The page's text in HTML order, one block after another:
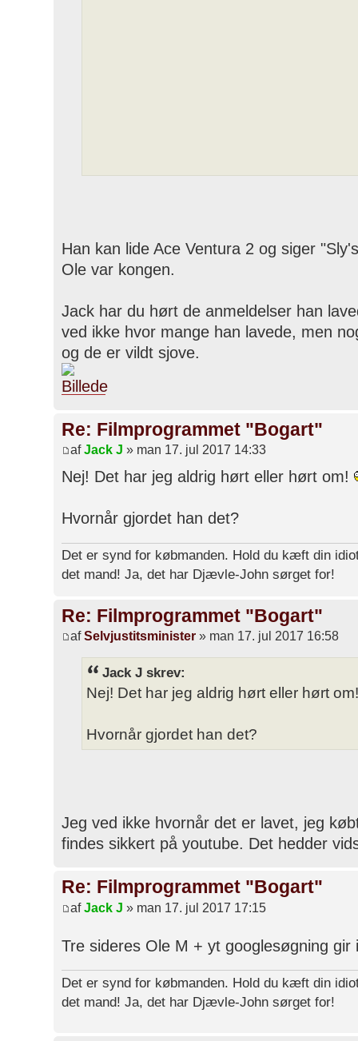
Han kan lide Ace Ventura 2 og siger
Ole var kongen.
Jack har du hørt de anmeldelser han
ved ikke hvor mange han lavede, men
og de er vildt sjove.
Re: Filmprogrammet "Bogart"
afJack J » man 17. jul 2017 14:33
Nej! Det har jeg aldrig hørt eller hørt om!
Hvornår gjordet han det?
Det er synd for købmanden. Hold du kæft din
det mand! Ja, det har Djævle-John sørget for!
Re: Filmprogrammet "Bogart"
afSelvjustitsminister » man 17. jul 2017 16:58
Jack J skrev:
Nej! Det har jeg aldrig hørt eller hørt
Hvornår gjordet han det?
Jeg ved ikke hvornår det er lavet, jeg
findes sikkert på youtube. Det hedder
Re: Filmprogrammet "Bogart"
afJack J » man 17. jul 2017 17:15
Tre sideres Ole M + yt googlesøgning
Det er synd for købmanden. Hold du kæft din
det mand! Ja, det har Djævle-John sørget for!